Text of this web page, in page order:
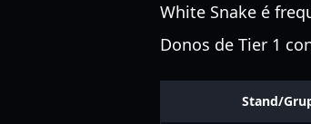
White Snake é
Donos de Tier 1
Stand/